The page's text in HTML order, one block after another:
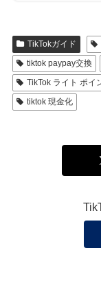
TikTokガイド
tiktok paypay交換
TikTok ライト ポイ
tiktok 現金化